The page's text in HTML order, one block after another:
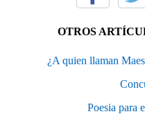
OTROS
¿A quien llaman
Poesia para